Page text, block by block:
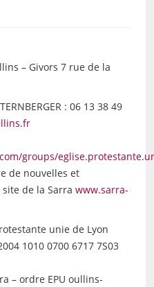
– Givors 7 rue de la
: 06 13 38 49
groups/
de nouvelles et
de la Sarra www.sarra-
unie de Lyon
1010 0700 6717 7S03
– ordre EPU oullins-